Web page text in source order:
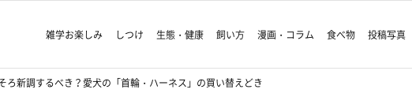
雑学お楽しみ しつけ 生態・健康 飼い方 漫画・コラム 食べ物 投稿写真
ろ新調するべき？愛犬の「首輪・ハーネス」の買い替えどき